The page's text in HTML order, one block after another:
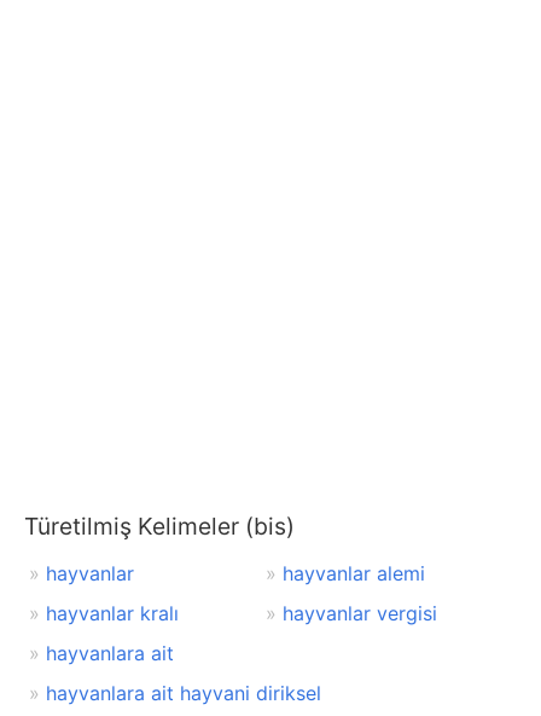
Türetilmiş Kelimeler (bis)
hayvanlar
hayvanlar alemi
hayvanlar kralı
hayvanlar vergisi
hayvanlara ait
hayvanlara ait hayvani diriksel